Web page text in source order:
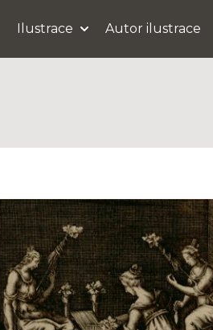
Ilustrace Autor ilustrace